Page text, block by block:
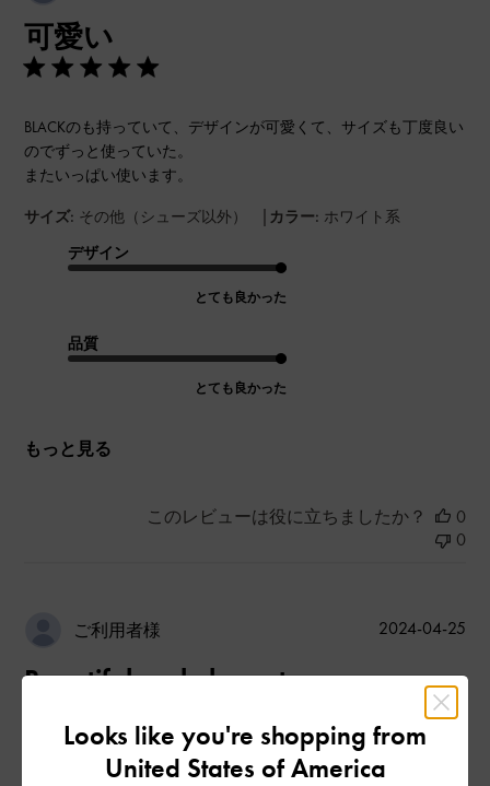
可愛い
BLACKのも持っていて、デザインが可愛くて、サイズも丁度良い
のでずっと使っていた。
またいっぱい使います。
サイズ: その他（シューズ以外） | カラー: ホワイト系
デザイン
とても良かった
品質
とても良かった
もっと見る
このレビューは役に立ちましたか？
0
0
ご利用者様
Beautiful and elegant
This is so beautiful and elegant designed. I love it.
公
日
2024-04-25
Looks like you're shopping from
United States of America